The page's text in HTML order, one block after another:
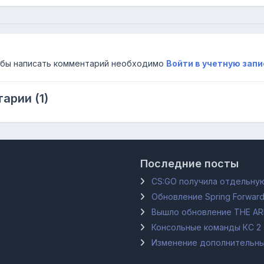
написать комментарий необходимо Войти в учетную
(1)
Последние посты
CS:GO получила
Обновление Spring
Вышло обновление THE
Консольные команды КС 2
Изменение